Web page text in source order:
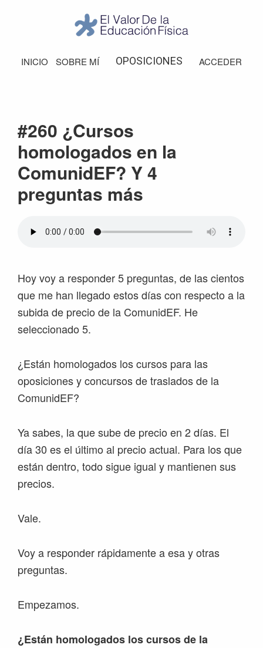
navegación
principal
barra
Valor
de
INICIO SOBRE MÍ OPOSICIONES ACCEDER
#260 ¿Cursos
homologados en la
ComunidEF? Y 4
preguntas más
Hoy voy a responder 5 preguntas, de las cientos
que me han llegado estos días con respecto a la
subida de precio de la ComunidEF. He
seleccionado 5.
¿Están homologados los cursos para las
oposiciones y concursos de traslados de la
ComunidEF?
Ya sabes, la que sube de precio en 2 días. El
día 30 es el último al precio actual. Para los que
están dentro, todo sigue igual y mantienen sus
precios.
Vale.
Voy a responder rápidamente a esa y otras
preguntas.
Empezamos.
¿Están homologados los cursos de la